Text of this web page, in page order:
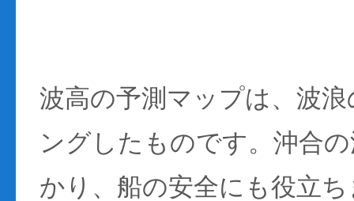
波高の予測マップは、波
ングしたものです。沖合
かり、船の安全にも役立